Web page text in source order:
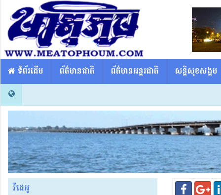
​​ ទំព័រដើម ព័ត៌មានជាតិ ព័ត៌មានអន្តរជាតិ សន្តិសុខសង្គម
វីដេអូ